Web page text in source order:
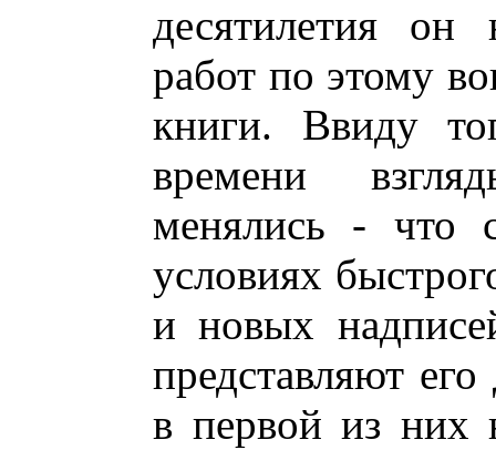
десятилетия он
работ по этому
книги. Ввиду
времени
менялись - что
условиях
и новых
представляют
в первой из них